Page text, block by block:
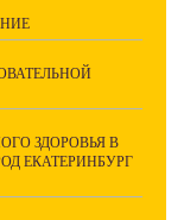
ЗДОРОВЬЯ В
ЕКАТЕРИНБУРГ